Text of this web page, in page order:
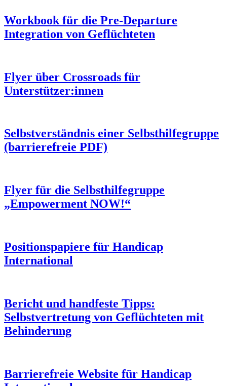
Workbook für die Pre-Departure
Integration von Geflüchteten
Flyer über Crossroads für
Unterstützer:innen
Selbstverständnis einer Selbsthilfegruppe
(barrierefreie PDF)
Flyer für die Selbsthilfegruppe
„Empowerment NOW!“
Positionspapiere für Handicap
International
Bericht und handfeste Tipps:
Selbstvertretung von Geflüchteten mit
Behinderung
Barrierefreie Website für Handicap